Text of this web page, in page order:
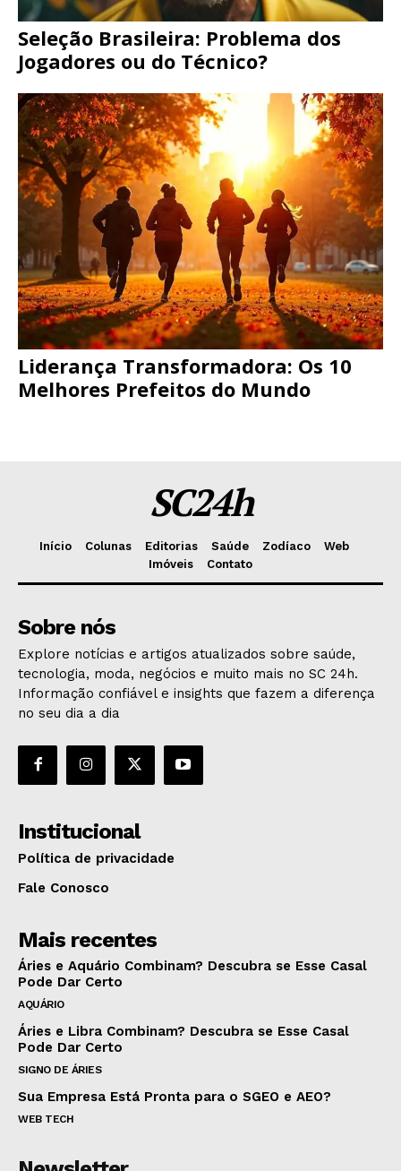
Seleção Brasileira: Problema dos
Jogadores ou do Técnico?
Liderança Transformadora: Os 10
Melhores Prefeitos do Mundo
SC24h
Início Colunas Editorias Saúde Zodíaco
Web
Imóveis
Contato
Sobre nós
Explore notícias e artigos atualizados sobre saúde,
tecnologia, moda, negócios e muito mais no SC 24h.
Informação confiável e insights que fazem a diferença
no seu dia a dia
Institucional
Política de privacidade
Fale Conosco
Mais recentes
Áries e Aquário Combinam? Descubra se Esse Casal
Pode Dar Certo
AQUÁRIO
Áries e Libra Combinam? Descubra se Esse Casal
Pode Dar Certo
SIGNO DE ÁRIES
Sua Empresa Está Pronta para o SGEO e AEO?
WEB TECH